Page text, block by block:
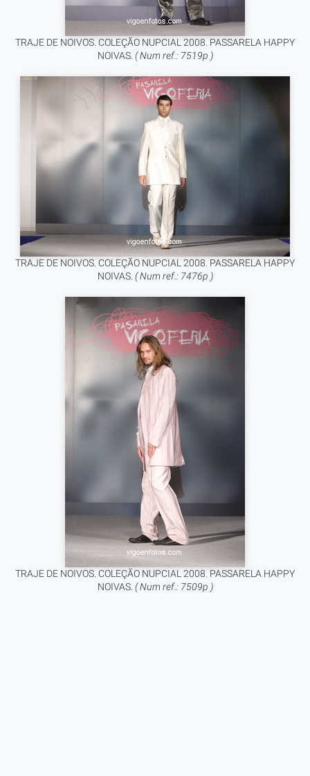
TRAJE DE NOIVOS. COLEÇÃO NUPCIAL 2008. PASSARELA HAPPY
NOIVAS. ( Num ref.: 7519p )
TRAJE DE NOIVOS. COLEÇÃO NUPCIAL 2008. PASSARELA HAPPY
NOIVAS. ( Num ref.: 7476p )
TRAJE DE NOIVOS. COLEÇÃO NUPCIAL 2008. PASSARELA HAPPY
NOIVAS. ( Num ref.: 7509p )